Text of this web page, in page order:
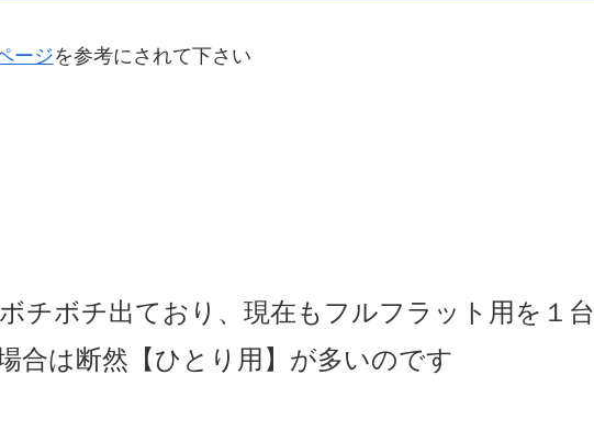
ージを参考にされて下さい
チボチ出ており、現在もフルフラット用を１台
合は断然【ひとり用】が多いのです